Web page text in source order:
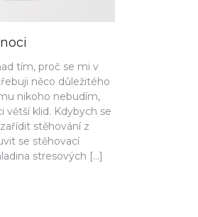
tím, proč se mi v
něco důležitého
nikoho nebudím,
větší klid. Kdybych se
stěhování z
se stěhovací
stresových […]